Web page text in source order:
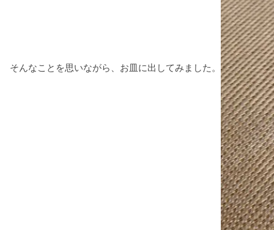
そんなことを思いながら、お皿に出してみました。